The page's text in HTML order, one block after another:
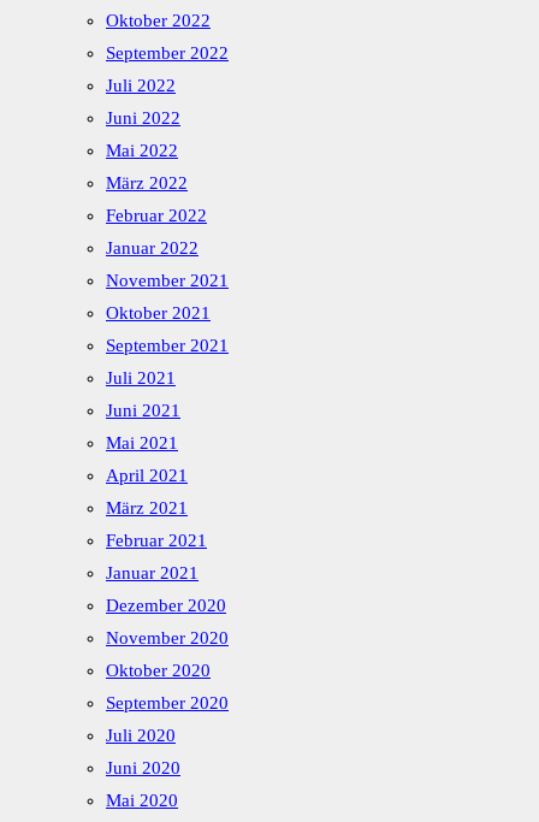
Oktober 2022
September 2022
Juli 2022
Juni 2022
Mai 2022
März 2022
Februar 2022
Januar 2022
November 2021
Oktober 2021
September 2021
Juli 2021
Juni 2021
Mai 2021
April 2021
März 2021
Februar 2021
Januar 2021
Dezember 2020
November 2020
Oktober 2020
September 2020
Juli 2020
Juni 2020
Mai 2020